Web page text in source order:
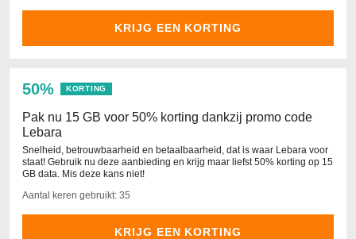
KRIJG EEN KORTING
50% KORTING
Pak nu 15 GB voor 50% korting dankzij promo code
Lebara
Snelheid, betrouwbaarheid en betaalbaarheid, dat is waar Lebara voor
staat! Gebruik nu deze aanbieding en krijg maar liefst 50% korting op 15
GB data. Mis deze kans niet!
Aantal keren gebruikt: 35
KRIJG EEN KORTING